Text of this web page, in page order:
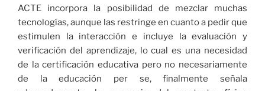
ACTE incorpora la posibilidad de mezclar muchas
tecnologías, aunque las restringe en cuanto a pedir que
estimulen la interacción e incluye la evaluación y
verificación del aprendizaje, lo cual es una necesidad
de la certificación educativa pero no necesariamente
de la educación per se, finalmente señala